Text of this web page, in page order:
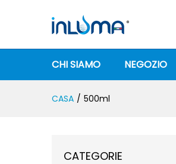
CHI SIAMO NEGOZIO
CASA / 500ml
CATEGORIE